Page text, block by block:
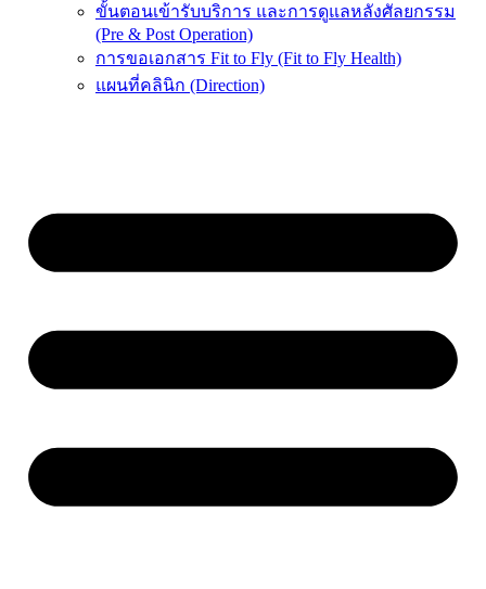
ขั้นตอนเข้ารับบริการ และการดูแลหลังศัลยกรรม
(Pre & Post Operation)
การขอเอกสาร Fit to Fly (Fit to Fly Health)
แผนที่คลินิก (Direction)